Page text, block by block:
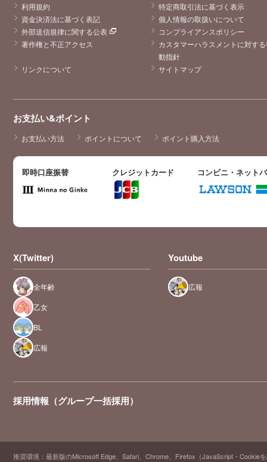
利用規約
特定商取引法に基づく表示
資金決済法に基づく表記
個人情報の取扱いについて
外部送信規律に関する公表
コンプライアンスポリシー
著作権と不正アクセス
カスタマーハラスメントに対す
動指針
リンクについて
サイトマップ
お支払い&ポイント
お支払い方法 ポイントについて ポイント購入方法
即時口座振替 クレジットカード コンビニ・ネット
X(Twitter)
全年齢
乙女
BL
広報
Youtube
広報
採用情報（グループ一括採用）
推奨環境：最新版のMicrosoft Edge、Safari、Chrome、Firefox（JavaScript・Cookie